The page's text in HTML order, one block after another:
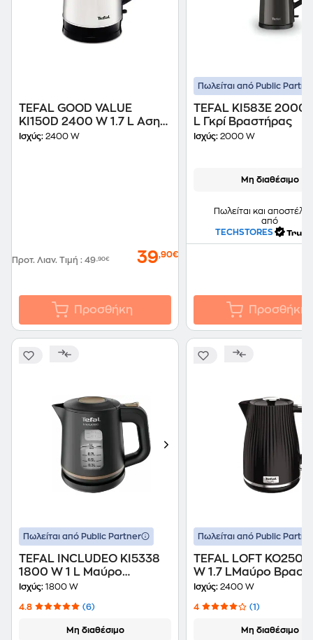
TEFAL GOOD VALUE
KI150D 2400 W 1.7 L Ασημί
Βραστήρας
Ισχύς: 2400 W
Προτ. Λιαν. Τιμή : 49,90€ 39,90€
Προσθήκη
Πωλείται από Public
TEFAL KI583E 2000
L Γκρί Βραστήρας
Ισχύς: 2000 W
Μη διαθέσιμο
Πωλείται και
από
TECHSTORES
Προσθήκη
Πωλείται από Public Partner
TEFAL INCLUDEO KI5338
1800 W 1 L Μαύρο
Βραστήρας
Ισχύς: 1800 W
4.8 (6)
Μη διαθέσιμο
Πωλείται από Public
TEFAL LOFT
W 1.7 LΜαύρο
Ισχύς: 2400 W
4 (1)
Μη διαθέσιμο